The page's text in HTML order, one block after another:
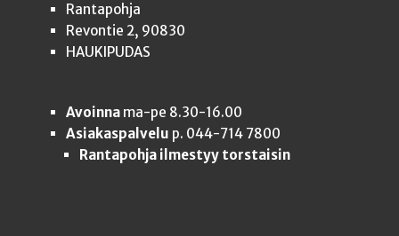
Rantapohja
Revontie 2, 90830
HAUKIPUDAS
Avoinnama-pe 8.30-16.00
Asiakaspalvelu p. 044-714 7800
Rantapohja ilmestyy torstaisin